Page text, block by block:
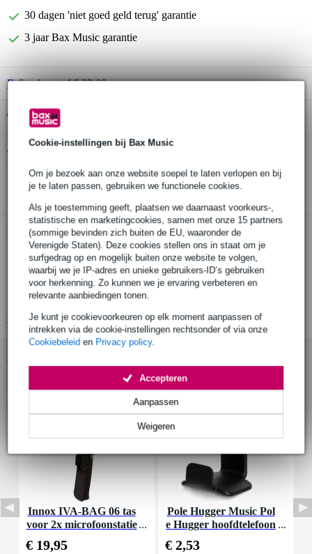
Cookie-instellingen bij Bax Music
Om je bezoek aan onze website soepel te laten verlopen en bij
je te laten passen, gebruiken we functionele cookies.
Als je toestemming geeft, plaatsen we daarnaast voorkeurs-,
statistische en marketingcookies, samen met onze 15 partners
(sommige bevinden zich buiten de EU, waaronder de
Verenigde Staten). Deze cookies stellen ons in staat om je
surfgedrag op en mogelijk buiten onze website te volgen,
waarbij we je IP-adres en unieke gebruikers-ID’s gebruiken
voor herkenning. Zo kunnen we je ervaring verbeteren en
relevante aanbiedingen tonen.
Je kunt je cookievoorkeuren op elk moment aanpassen of
intrekken via de cookie-instellingen rechtsonder of via onze
Cookiebeleid en Privacy policy.
Weigeren
Aanpassen
Accepteren
30 dagen 'niet goed geld terug' garantie
3 jaar Bax Music garantie
B-Stockvanaf € 32,00
Gratis ophalen in de winkel
Twijfel je of de
microfoonstandaard zwart
Start de check
Productinformatie
instapmodel microfoonstatief
zwarte uitvoering
voorzien van professionele kenmerken
Bekijk alle productspecificaties
Innox IVA-BAG 06 tas
voor 2x microfoonstatie
€ 19,95
Pole Hugger Music Pol
e Hugger hoofdtelefoon
€ 2,53